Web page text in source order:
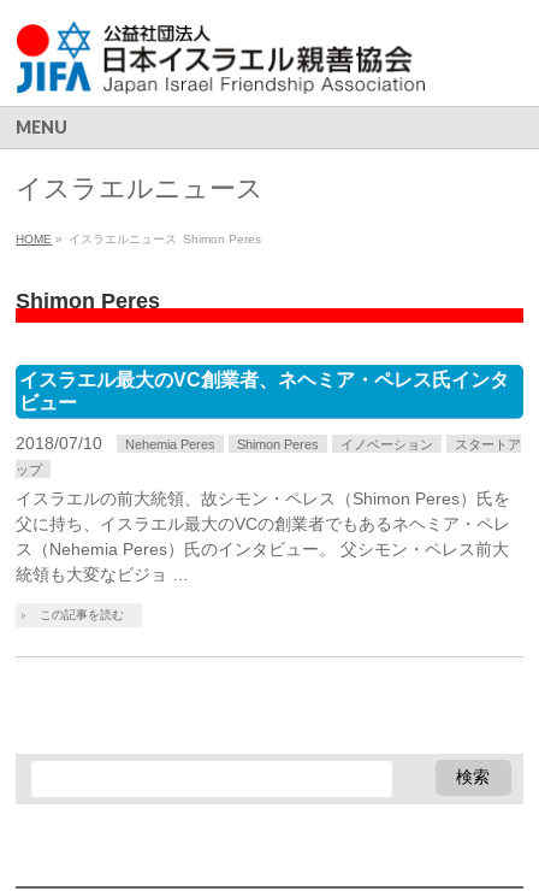
MENU
イスラエルニュース
HOME » イスラエルニュース Shimon Peres
Shimon Peres
イスラエル最大のVC創業者、ネヘミア・ペレス氏インタ
ビュー
2018/07/10 Nehemia Peres Shimon Peres イノベーション
スタートア
ップ
イスラエルの前大統領、故シモン・ペレス（Shimon Peres）氏を
父に持ち、イスラエル最大のVCの創業者でもあるネヘミア・ペレ
ス（Nehemia Peres）氏のインタビュー。 父シモン・ペレス前大
統領も大変なビジョ …
この記事を読む